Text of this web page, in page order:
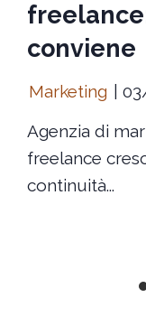
conviene
Marketing
Agenzia di
freelance
continuità...